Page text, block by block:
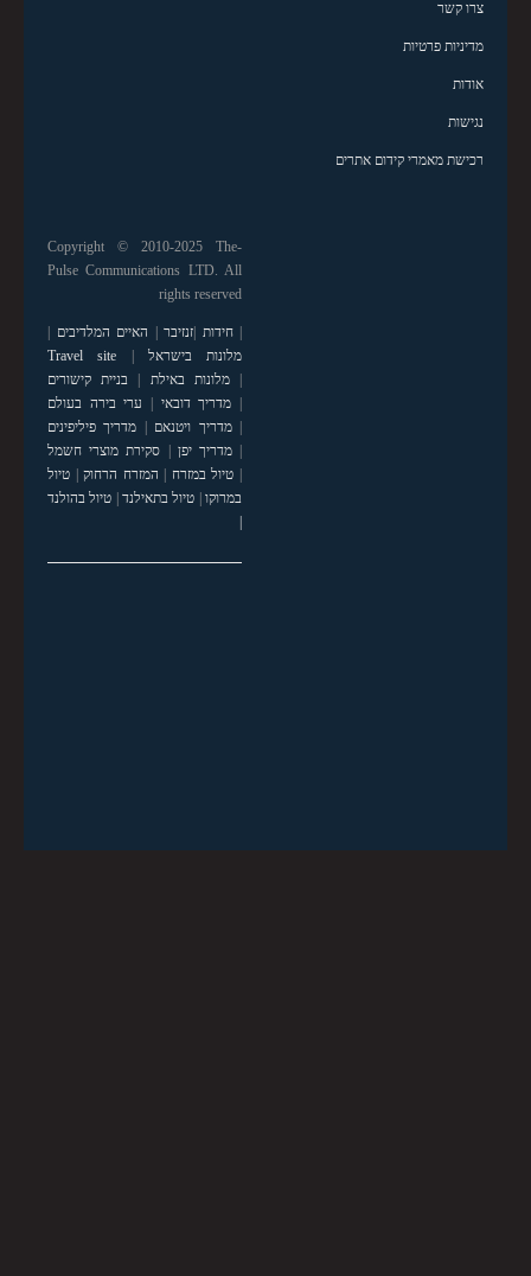
צרו קשר
מדיניות פרטיות
אודות
נגישות
רכישת מאמרי קידום אתרים
Copyright © 2010-2025 The-
Pulse Communications LTD. All
rights reserved
|חידות |זנזיבר | האיים המלדיבים |
מלונות בישראל |
Travel site
|מלונות באילת | בניית קישורים
| מדריך דובאי | ערי בירה בעולם
|מדריך ויטנאם | מדריך פיליפינים
|מדריך יפן | סקירת מוצרי חשמל
| טיול במזרח | המזרח הרחוק| טיול
במרוקו| טיול בתאילנד| טיול בהולנד
|